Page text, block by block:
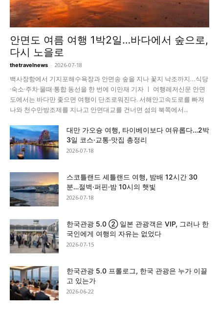
안면도 여름 여행 1박2일…바다에서 숲으로,
다시 노을로
thetravelnews - 2026-07-18
백사장항에서 기지포해수욕장과 안면송 숲을 지나 꽃지 낙조까지…식당
·숙소·주차·물때·통합 동선을 한 번에 이만재 기자 ㅣ 여행레저신문 안면
도에서는 바다만 좇으면 여행이 단조로워진다. 서해안고속도로를 빠져
나와 천수만방조제를 지나고 안면대교를 건너면 섬의 북쪽에서...
대만 가오슝 여행, 타이베이보다 여유롭다…2박
3일 코스·교통·맛집 총정리
2026-07-18
스코틀랜드 셰틀랜드 여행, 밤배 12시간 30
분…절벽·퍼핀·밤 10시의 햇빛
2026-07-18
한국관광 5.0 ② 일본 관광객은 VIP, 그러나 한
국인에게 여행의 자유는 없었다
2026-07-15
한국관광 5.0 프롤로그, 한국 관광은 누가 이끌
고 있는가
2026-06-22